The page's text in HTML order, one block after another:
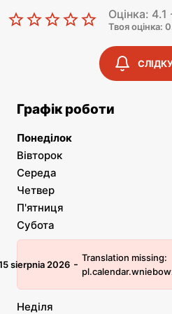
Оцінка: 4.1
Твоя оцінка:
Графік роботи
Понеділок
Вівторок
Середа
Четвер
П'ятниця
Субота
sierpnia 2026 - Translation missing:
Неділя